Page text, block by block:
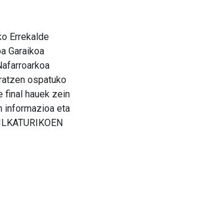
Errekalde
Garaikoa
ospatuko
final hauek zein
informazioa eta